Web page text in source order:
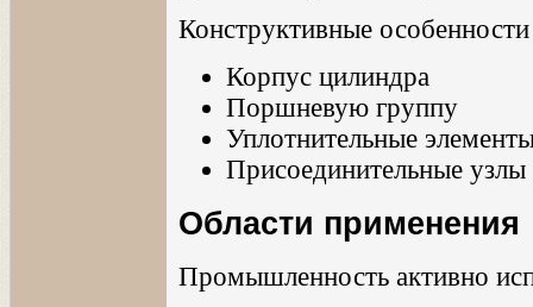
Конструктивные
Корпус цилиндра
Поршневую группу
Уплотнительные
Присоединительные узлы
Области применения
Промышленность активно